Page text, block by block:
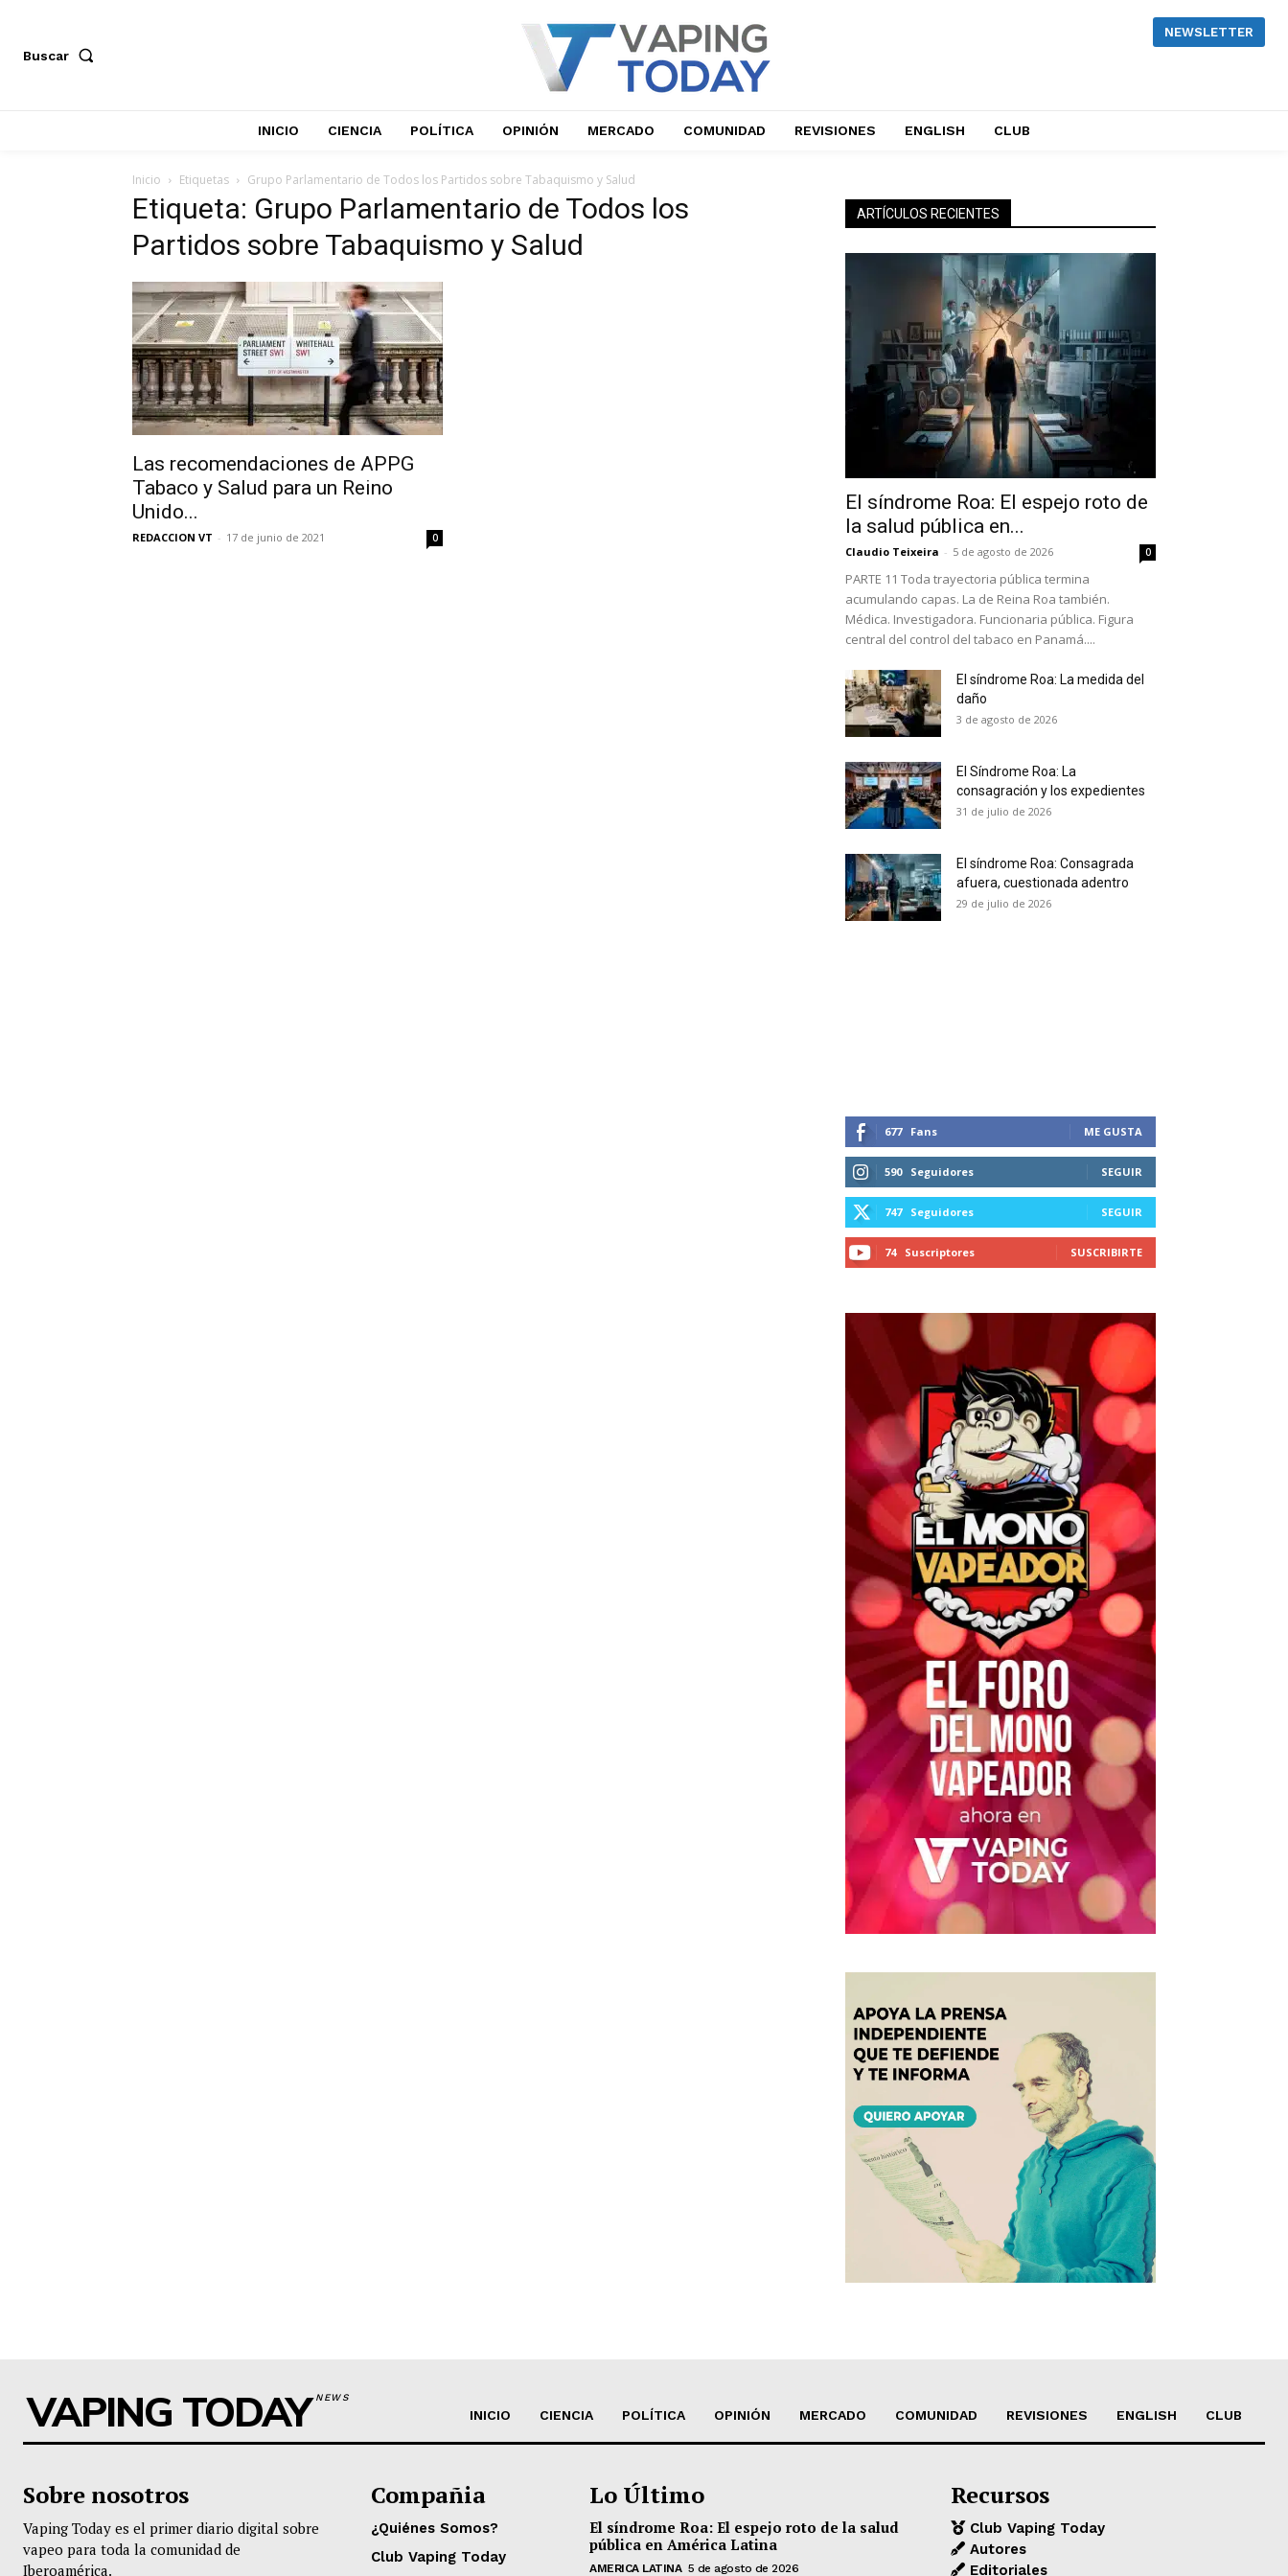
No te pierdas de las últimas
Suscríbete a nuestro boletín diario y recibe todas las
noticias del vapeo y la reducción de daños en tu correo
Subscribe to our daily clipping and receive all the news
of vaping and tobacco harm reduction in your email.
Buscar
NEWSLETTER
INICIO CIENCIA POLÍTICA OPINIÓN MERCADO COMUNIDAD REVISIONES ENGLISH CLUB
Inicio Etiquetas Grupo Parlamentario de Todos los Partidos sobre Tabaquismo y Salud
Etiqueta: Grupo Parlamentario de Todos los
Partidos sobre Tabaquismo y Salud
Las recomendaciones de APPG
Tabaco y Salud para un Reino
Unido...
REDACCION VT - 17 de junio de 2021 0
ARTÍCULOS RECIENTES
El síndrome Roa: El espejo roto de
la salud pública en...
Claudio Teixeira - 5 de agosto de 2026 0
PARTE 11 Toda trayectoria pública termina
acumulando capas. La de Reina Roa también.
Médica. Investigadora. Funcionaria pública. Figura
central del control del tabaco en Panamá....
El síndrome Roa: La medida del
daño
3 de agosto de 2026
El Síndrome Roa: La
consagración y los expedientes
31 de julio de 2026
El síndrome Roa: Consagrada
afuera, cuestionada adentro
29 de julio de 2026
677 Fans ME GUSTA
590 Seguidores SEGUIR
747 Seguidores SEGUIR
74 Suscriptores SUSCRIBIRTE
VAPING TODAYNEWS
INICIO CIENCIA POLÍTICA OPINIÓN MERCADO COMUNIDAD REVISIONES ENGLISH CLUB
Sobre nosotros
Vaping Today es el primer diario digital sobre
vapeo para toda la comunidad de
Iberoamérica.
Compañia
¿Quiénes Somos?
Club Vaping Today
Lo Último
El síndrome Roa: El espejo roto de la salud
pública en América Latina
AMERICA LATINA 5 de agosto de 2026
Recursos
Club Vaping Today
Autores
Editoriales